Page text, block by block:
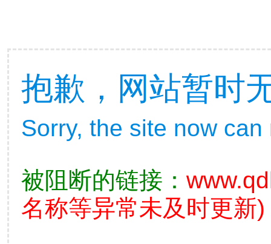
抱歉，网站暂时
Sorry, the site now
被阻断的链接：
名称等异常未及时更新)